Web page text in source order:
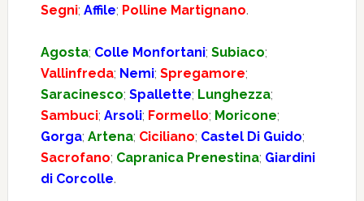
Segni; Affile; Polline Martignano.
Agosta; Colle Monfortani; Subiaco;
Vallinfreda; Nemi; Spregamore;
Saracinesco; Spallette; Lunghezza;
Sambuci; Arsoli; Formello; Moricone;
Gorga; Artena; Ciciliano; Castel Di Guido;
Sacrofano; Capranica Prenestina; Giardini
di Corcolle.